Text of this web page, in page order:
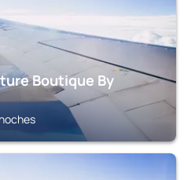
Boutique By